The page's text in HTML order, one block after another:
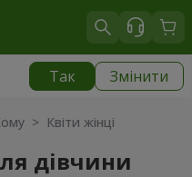
Так Змінити
> Квіти жінці
дівчини